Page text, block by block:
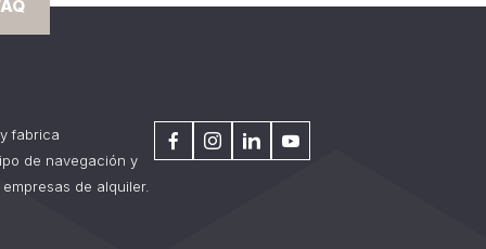
fabrica
de navegación y
de alquiler.